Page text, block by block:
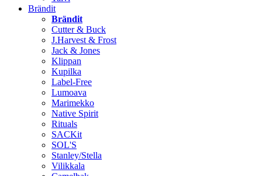
Brändit
Brändit
Cutter & Buck
J.Harvest & Frost
Jack & Jones
Klippan
Kupilka
Label-Free
Lumoava
Marimekko
Native Spirit
Rituals
SACKit
SOL'S
Stanley/Stella
Vilikkala